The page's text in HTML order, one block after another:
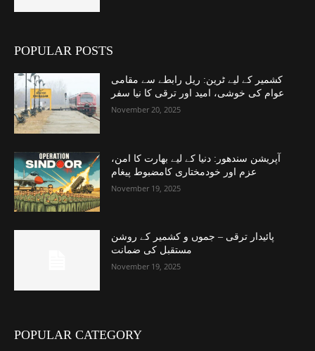
POPULAR POSTS
کشمیر کے لیے ٹرین: ریل رابطے سے مقامی
عوام کی خوشی، امید اور ترقی کا نیا سفر
November 20, 2025
آپریشن سندھور: دنیا کے لیے بھارت کا امن،
عزم اور خودمختاری کامضبوط پیغام
November 19, 2025
پائیدار ترقی – جموں و کشمیر کے روشن
مستقبل کی ضمانت
November 19, 2025
POPULAR CATEGORY